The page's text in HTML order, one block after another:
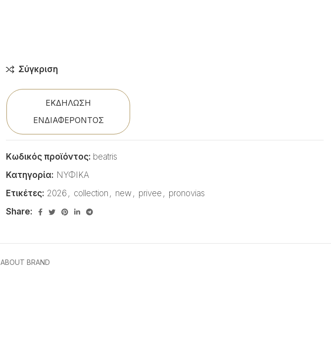
Σύγκριση
ΕΚΔΗΛΩΣΗ
ΕΝΔΙΑΦΕΡΟΝΤΟΣ
Κωδικός προϊόντος: beatris
Κατηγορία: ΝΥΦΙΚΑ
Ετικέτες: 2026 , collection , new , privee , pronovias
Share:
ABOUT BRAND